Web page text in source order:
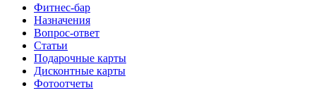
Фитнес-бар
Назначения
Вопрос-ответ
Статьи
Подарочные карты
Дисконтные карты
Фотоотчеты